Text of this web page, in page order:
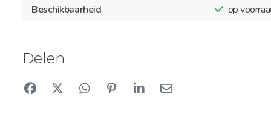
Beschikbaarheid op
Delen